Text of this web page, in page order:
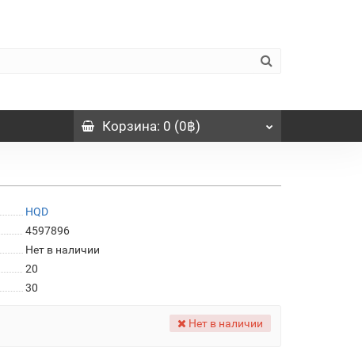
Корзина: 0 (0฿)
HQD
4597896
Нет в наличии
20
30
Нет в наличии